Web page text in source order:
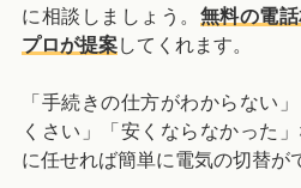
に相談しましょう。 無料の電
プロが提案してくれます。
「手続きの仕方がわからない
くさい」「安くならなかった
に任せれば簡単に電気の切替が